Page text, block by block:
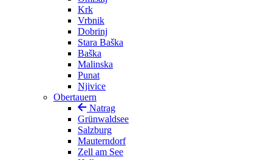
Krk
Vrbnik
Dobrinj
Stara Baška
Baška
Malinska
Punat
Njivice
Obertauern
Natrag
Grünwaldsee
Salzburg
Mauterndorf
Zell am See